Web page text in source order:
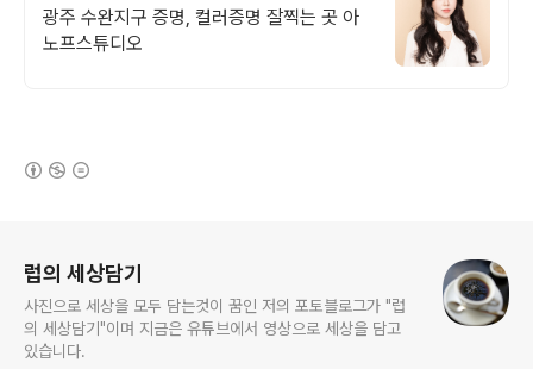
티 사진 맛집
광주 수완지구 증명, 컬러증명 잘찍는 곳 아
노프스튜디오
럽의 세상담기
사진으로 세상을 모두 담는것이 꿈인 저의 포토블로그가 "럽
의 세상담기"이며 지금은 유튜브에서 영상으로 세상을 담고
있습니다.